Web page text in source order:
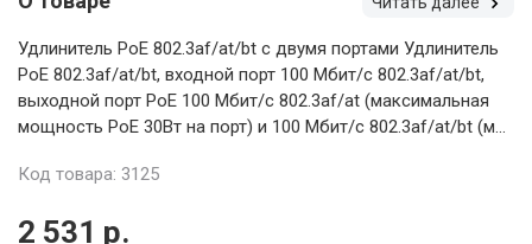
Удлинитель PoE 802.3af/at/bt с двумя портами Удлинитель
PoE 802.3af/at/bt, входной порт 100 Мбит/с 802.3af/at/bt,
выходной порт PoE 100 Мбит/с 802.3af/at (максимальная
мощность PoE 30Вт на порт) и 100 Мбит/с 802.3af/at/bt (м...
Код товара: 3125
2 531 р.